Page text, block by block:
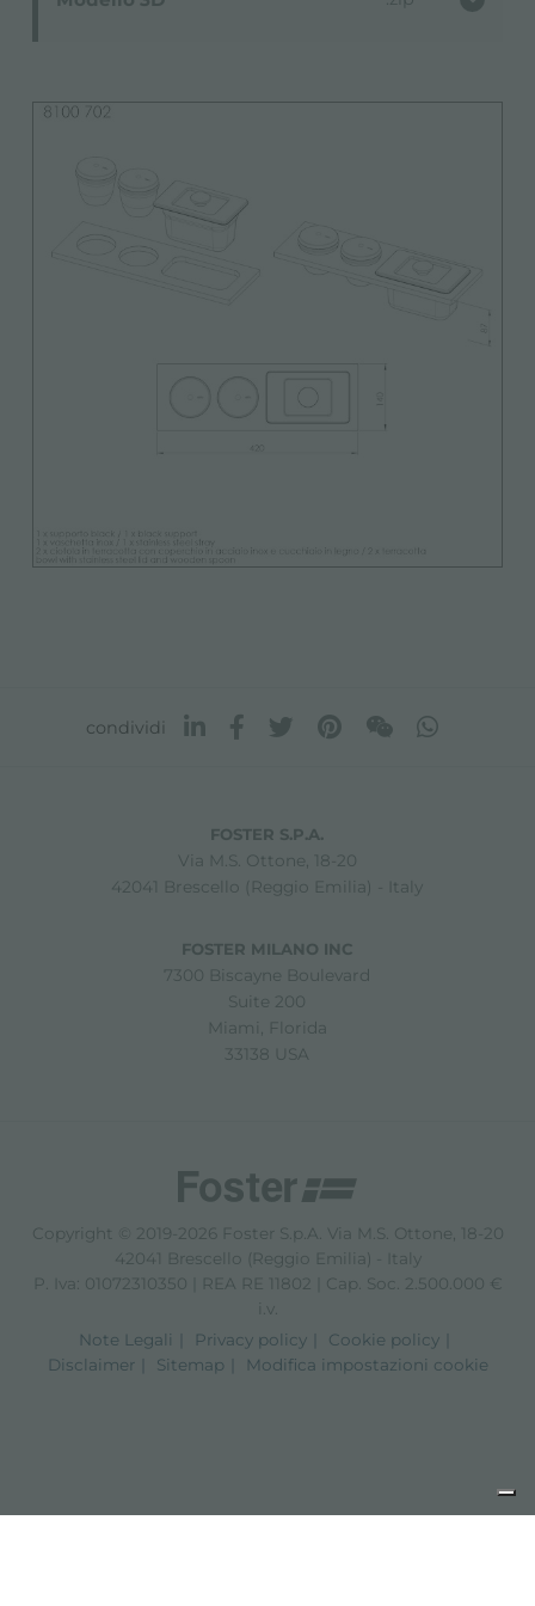
condividi
FOSTER S.P.A.
Via M.S. Ottone, 18-20
42041 Brescello (Reggio Emilia) - Italy
FOSTER MILANO INC
7300 Biscayne Boulevard
Suite 200
Miami, Florida
33138 USA
Copyright © 2019-2026 Foster S.p.A. Via M.S. Ottone, 18-20
42041 Brescello (Reggio Emilia) - Italy
P. Iva: 01072310350 | REA RE 11802 | Cap. Soc. 2.500.000 €
i.v.
Note Legali
Privacy policy
Cookie policy
Disclaimer
Sitemap Modifica impostazioni cookie